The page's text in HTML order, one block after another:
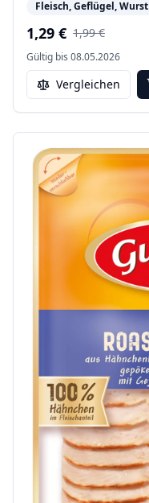
Fleisch, Geflügel, Wurst
1,29 € 1,99 €
Gültig bis 08.05.2026
Vergleichen